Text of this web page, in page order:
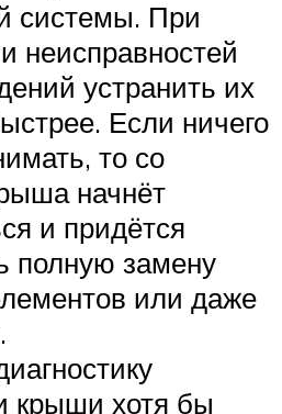
системы. При
неисправностей
устранить их
Если ничего
то со
начнёт
и придётся
полную замену
или даже
крыши хотя бы